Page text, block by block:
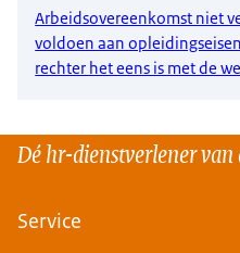
Arbeidsovereenkomst niet
voldoen aan
rechter het eens is met de
Dé hr-dienstverlener
Service